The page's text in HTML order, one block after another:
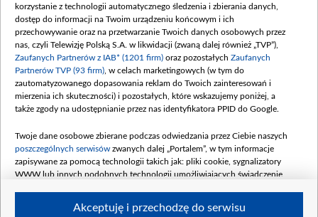
mln, listopad 265 mln)
Dofinansowanie 48 862 000,00 PLN
Data podpisania umowy: GRUDZIEŃ 2025
(wpłata grudzień 60,548 mln)
Dofinansowanie 900 000 000,00 PLN
Data podpisania umowy: LUTY 2026 (wpłata
kwiecień 180 mln, 7 maja 180 mln, 8
czerwca 90 mln)
Dofinansowanie 250 000 000,00 PLN
4 sierpnia 250 mln
korzystanie z technologii automatycznego śledzenia i zbierania danych,
dostęp do informacji na Twoim urządzeniu końcowym i ich
przechowywanie oraz na przetwarzanie Twoich danych osobowych przez
nas, czyli Telewizję Polską S.A. w likwidacji (zwaną dalej również „TVP”),
Zaufanych Partnerów z IAB* (1201 firm) oraz pozostałych Zaufanych
Partnerów TVP (93 firm) , w celach marketingowych (w tym do
zautomatyzowanego dopasowania reklam do Twoich zainteresowań i
mierzenia ich skuteczności) i pozostałych, które wskazujemy poniżej, a
także zgody na udostępnianie przez nas identyfikatora PPID do Google.
Twoje dane osobowe zbierane podczas odwiedzania przez Ciebie naszych
poszczególnych serwisów zwanych dalej „Portalem”, w tym informacje
zapisywane za pomocą technologii takich jak: pliki cookie, sygnalizatory
WWW lub innych podobnych technologii umożliwiających świadczenie
Akceptuję i przechodzę do serwisu